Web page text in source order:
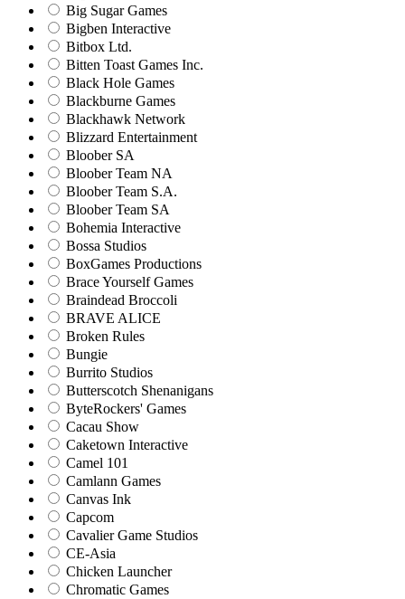
Big Sugar Games
Bigben Interactive
Bitbox Ltd.
Bitten Toast Games Inc.
Black Hole Games
Blackburne Games
Blackhawk Network
Blizzard Entertainment
Bloober SA
Bloober Team NA
Bloober Team S.A.
Bloober Team SA
Bohemia Interactive
Bossa Studios
BoxGames Productions
Brace Yourself Games
Braindead Broccoli
BRAVE ALICE
Broken Rules
Bungie
Burrito Studios
Butterscotch Shenanigans
ByteRockers' Games
Cacau Show
Caketown Interactive
Camel 101
Camlann Games
Canvas Ink
Capcom
Cavalier Game Studios
CE-Asia
Chicken Launcher
Chromatic Games